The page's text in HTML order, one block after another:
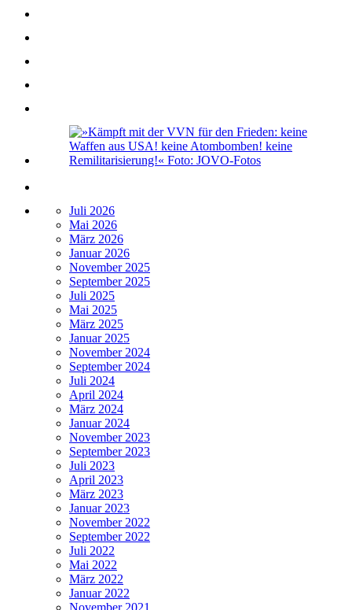
Juli 2026
Mai 2026
März 2026
Januar 2026
November 2025
September 2025
Juli 2025
Mai 2025
März 2025
Januar 2025
November 2024
September 2024
Juli 2024
April 2024
März 2024
Januar 2024
November 2023
September 2023
Juli 2023
April 2023
März 2023
Januar 2023
November 2022
September 2022
Juli 2022
Mai 2022
März 2022
Januar 2022
November 2021